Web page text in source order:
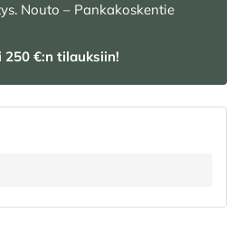
Nouto – Pankakoskentie
€:n tilauksiin!